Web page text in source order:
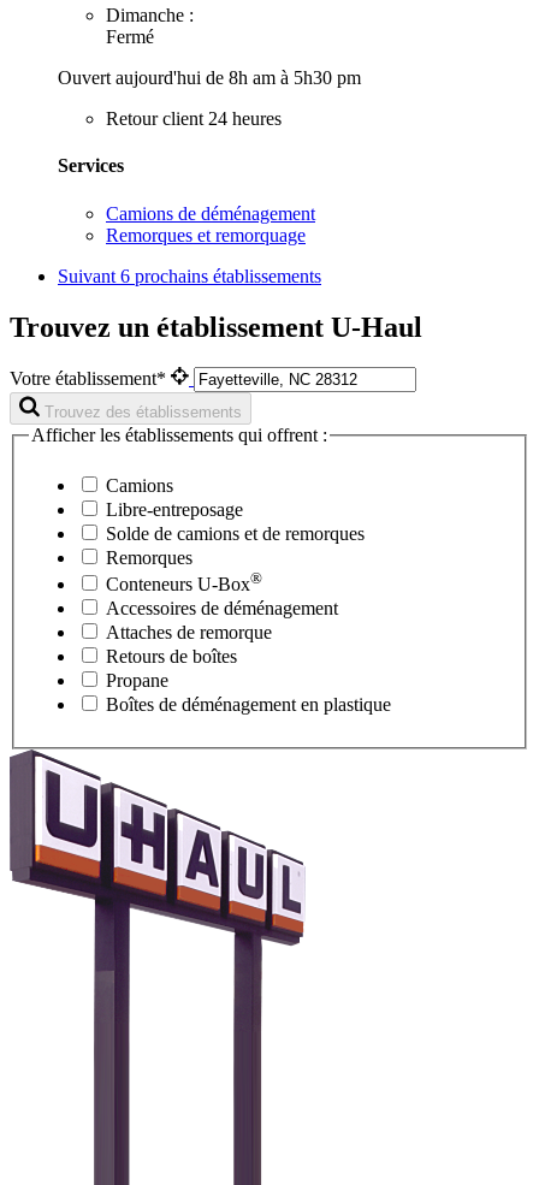
Dimanche :
Fermé
Ouvert aujourd'hui de 8h am à 5h30 pm
Retour client 24 heures
Services
Camions de déménagement
Remorques et remorquage
Suivant 6 prochains établissements
Trouvez un établissement U-Haul
Votre établissement*
Trouvez des établissements
Afficher les établissements qui offrent :
Camions
Libre-entreposage
Solde de camions et de remorques
Remorques
Conteneurs U-Box®
Accessoires de déménagement
Attaches de remorque
Retours de boîtes
Propane
Boîtes de déménagement en plastique